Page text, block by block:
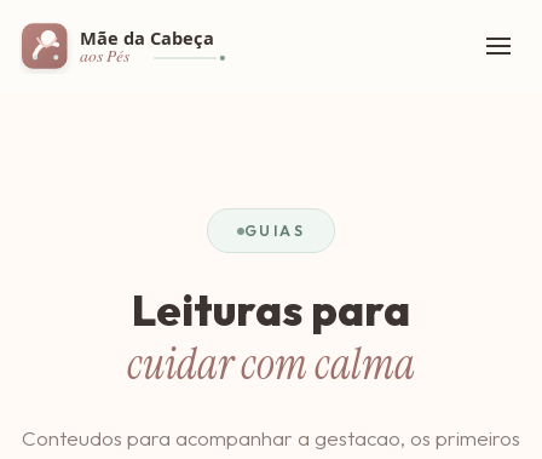
GUIAS
Leituras para
cuidar com calma
Conteudos para acompanhar a gestacao, os primeiros